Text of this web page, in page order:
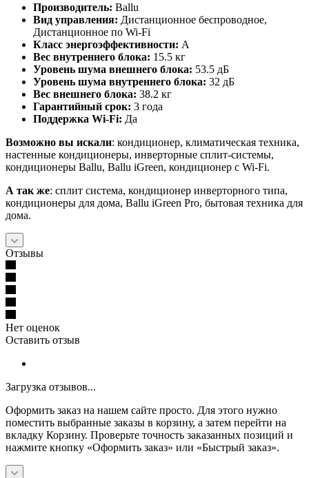
Производитель: Ballu
Вид управления: Дистанционное беспроводное,
Дистанционное по Wi-Fi
Класс энергоэффективности: A
Вес внутреннего блока: 15.5 кг
Уровень шума внешнего блока: 53.5 дБ
Уровень шума внутреннего блока: 32 дБ
Вес внешнего блока: 38.2 кг
Гарантийный срок: 3 года
Поддержка Wi-Fi: Да
Возможно вы искали: кондиционер, климатическая техника,
настенные кондиционеры, инверторные сплит-системы,
кондиционеры Ballu, Ballu iGreen, кондиционер с Wi-Fi.
А так же: сплит система, кондиционер инверторного типа,
кондиционеры для дома, Ballu iGreen Pro, бытовая техника для
дома.
Отзывы
Нет оценок
Оставить отзыв
Загрузка отзывов...
Оформить заказ на нашем сайте просто. Для этого нужно
поместить выбранные заказы в корзину, а затем перейти на
вкладку Корзину. Проверьте точность заказанных позиций и
нажмите кнопку «Оформить заказ» или «Быстрый заказ».